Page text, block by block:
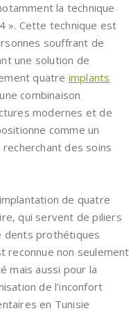
la technique
». Cette technique est
souffrant de
une solution de
quatre implants
combinaison
modernes et de
comme un
des soins
de quatre
qui servent de piliers
dents prothétiques
reconnue non seulement
mais aussi pour la
de l’inconfort
en Tunisie